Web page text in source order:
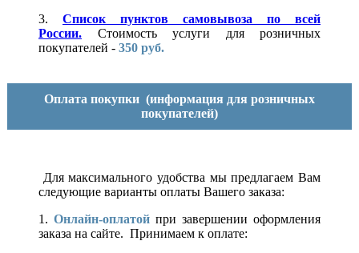
3. Список пунктов самовывоза по всей
России.
Стоимость услуги для розничных
покупателей - 350 руб.
Оплата покупки (информация для розничных
покупателей)
Для максимального удобства мы предлагаем Вам
следующие варианты оплаты Вашего заказа:
1. Онлайн-оплатой при завершении оформления
заказа на сайте. Принимаем к оплате: